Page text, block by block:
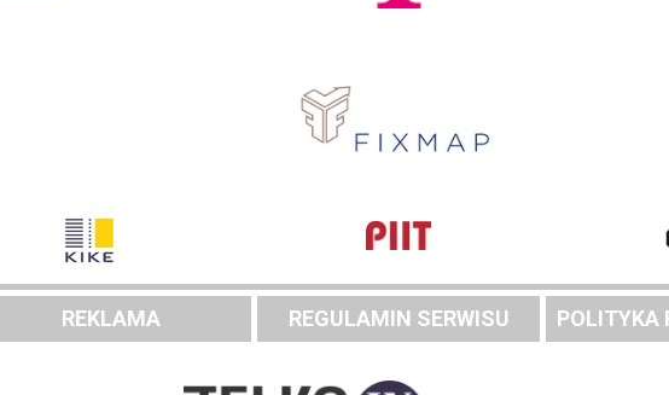
REKLAMA REGULAMIN SERWISU POLITYKA